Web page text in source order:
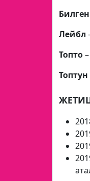
Лейбл
Топто